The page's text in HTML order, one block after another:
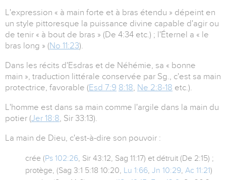
L'expression « à main forte et à bras étendu » dépeint en
un style pittoresque la puissance divine capable d'agir ou
de tenir « à bout de bras » (De 4:34 etc.) ; l'Éternel a « le
bras long » (No 11:23).
Dans les récits d'Esdras et de Néhémie, sa « bonne
main », traduction littérale conservée par Sg., c'est sa main
protectrice, favorable (Esd 7:9 8:18, Ne 2:8-18 etc.).
L'homme est dans sa main comme l'argile dans la main du
potier (Jer 18:8, Sir 33:13).
La main de Dieu, c'est-à-dire son pouvoir :
crée (Ps 102:26, Sir 43:12, Sag 11:17) et détruit (De 2:15) ;
protège, (Sag 3:1 5:18 10:20, Lu 1:66, Jn 10:29, Ac 11:21)